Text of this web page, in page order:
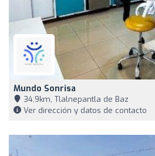
Mundo Sonrisa
34,9km, Tlalnepantla de Baz
Ver dirección y datos de contacto